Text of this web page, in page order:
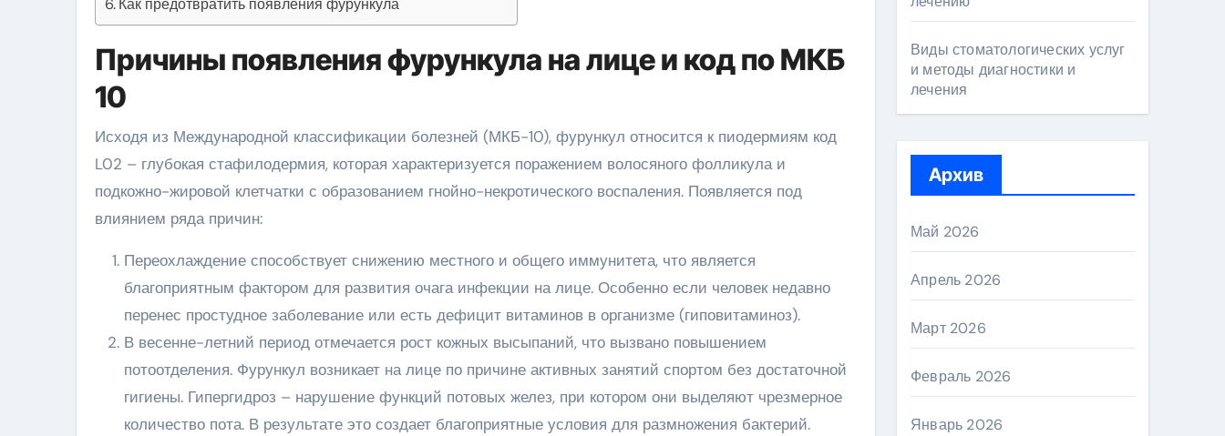
Причины появления фурункула на лице и код по МКБ
10
Исходя из Международной классификации болезней (МКБ-10), фурункул относится к пиодермиям код
L02 – глубокая стафилодермия, которая характеризуется поражением волосяного фолликула и
подкожно-жировой клетчатки с образованием гнойно-некротического воспаления. Появляется под
влиянием ряда причин:
Переохлаждение способствует снижению местного и общего иммунитета, что является
благоприятным фактором для развития очага инфекции на лице. Особенно если человек недавно
перенес простудное заболевание или есть дефицит витаминов в организме (гиповитаминоз).
В весенне-летний период отмечается рост кожных высыпаний, что вызвано повышением
потоотделения. Фурункул возникает на лице по причине активных занятий спортом без достаточной
гигиены. Гипергидроз – нарушение функций потовых желез, при котором они выделяют чрезмерное
количество пота. В результате это создает благоприятные условия для размножения бактерий.
Виды стоматологических услуг
и методы диагностики и
лечения
Архив
Май 2026
Апрель 2026
Март 2026
Февраль 2026
Январь 2026